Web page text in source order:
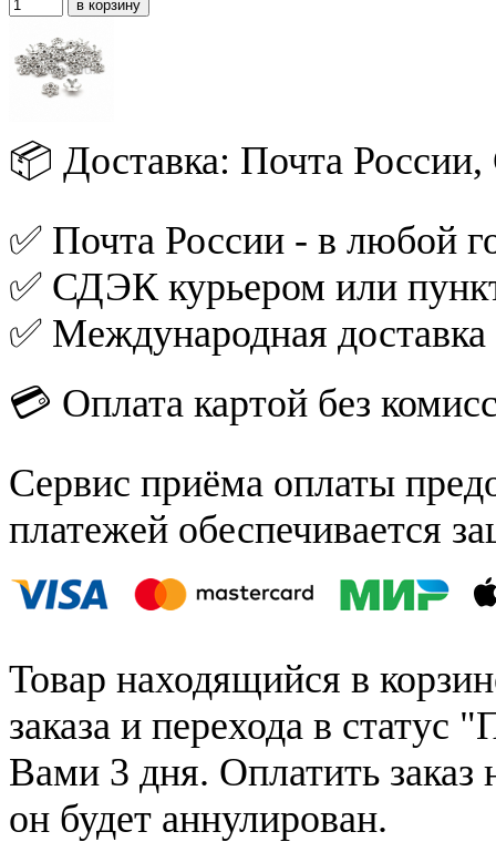
📦 Доставка: Почта
✅ Почта России - в любой
✅ СДЭК курьером или
✅ Международная
💳 Оплата картой без
Сервис приёма оплаты
платежей обеспечивается
Товар находящийся в
заказа и перехода в статус
Вами 3 дня. Оплатить заказ
он будет аннулирован.